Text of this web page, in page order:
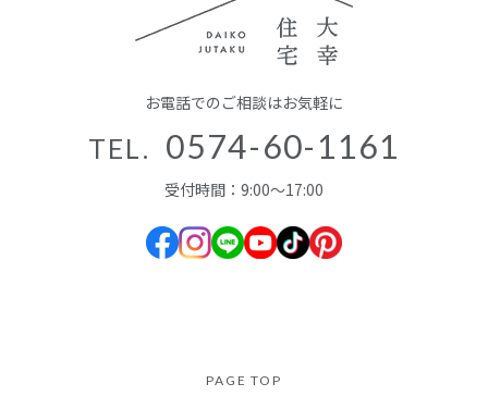
お電話でのご相談はお気軽に
TEL. 0574-60-1161
受付時間：9:00～17:00
PAGE TOP